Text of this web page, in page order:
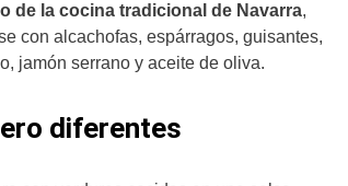
de la cocina tradicional de Navarra,
con alcachofas, espárragos, guisantes,
jamón serrano y aceite de oliva.
diferentes